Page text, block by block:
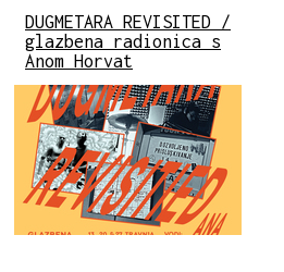
DUGMETARA REVISITED /
glazbena radionica s
Anom Horvat